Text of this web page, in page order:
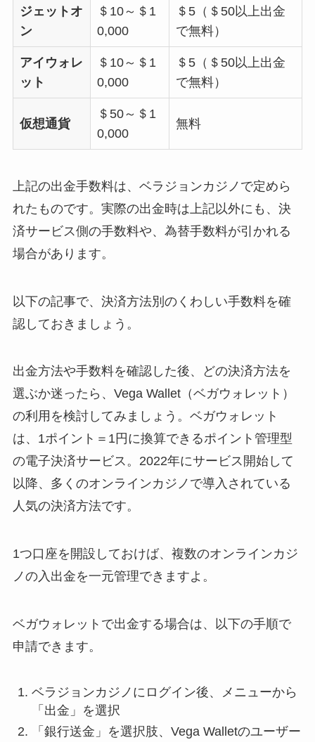
ジェットオ
ン
＄10～＄1
0,000
＄5（＄50以上出金
で無料）
アイウォレ
ット
＄10～＄1
0,000
＄5（＄50以上出金
で無料）
仮想通貨
＄50～＄1
0,000
無料
上記の出金手数料は、ベラジョンカジノで定めら
れたものです。実際の出金時は上記以外にも、決
済サービス側の手数料や、為替手数料が引かれる
場合があります。
以下の記事で、決済方法別のくわしい手数料を確
認しておきましょう。
出金方法や手数料を確認した後、どの決済方法を
選ぶか迷ったら、Vega Wallet（ベガウォレット）
の利用を検討してみましょう。ベガウォレット
は、1ポイント＝1円に換算できるポイント管理型
の電子決済サービス。2022年にサービス開始して
以降、多くのオンラインカジノで導入されている
人気の決済方法です。
1つ口座を開設しておけば、複数のオンラインカジ
ノの入出金を一元管理できますよ。
ベガウォレットで出金する場合は、以下の手順で
申請できます。
ベラジョンカジノにログイン後、メニューから
「出金」を選択
「銀行送金」を選択肢、Vega Walletのユーザー